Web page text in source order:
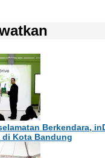
Berkendara,
di Kota Bandung